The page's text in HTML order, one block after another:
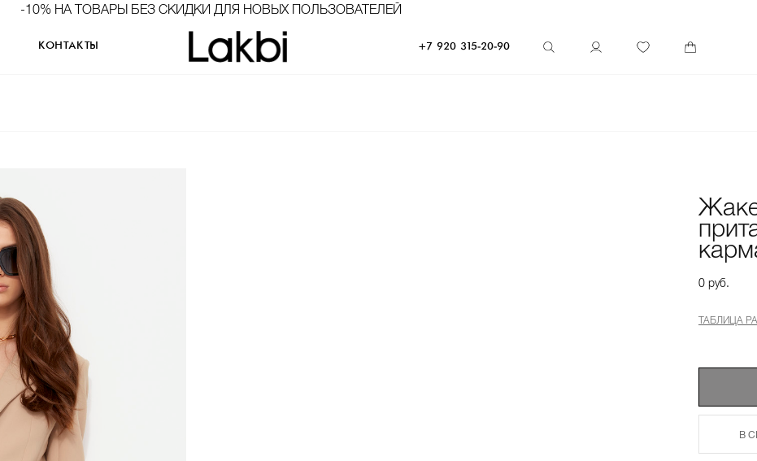
-10% НА ТОВАРЫ БЕЗ СКИДКИ ДЛЯ НОВЫХ ПОЛЬЗОВАТЕЛЕЙ
КОНТАКТЫ +7 920 315-20-90
0 руб.
ТАБЛИЦА
В